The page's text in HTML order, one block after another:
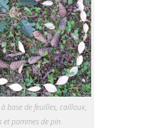
base de feuilles, cailloux,
et pommes de pin